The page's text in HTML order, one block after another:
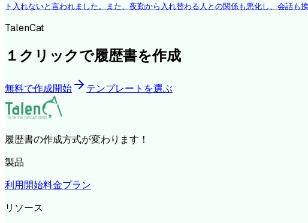
ト入れないと言われました。また、夜勤から入れ替わる人との関係も悪化し、会話
TalenCat
１クリックで履歴書を作成
無料で作成開始 テンプレートを選ぶ
履歴書の作成方式が変わります！
製品
利用開始料金プラン
リソース